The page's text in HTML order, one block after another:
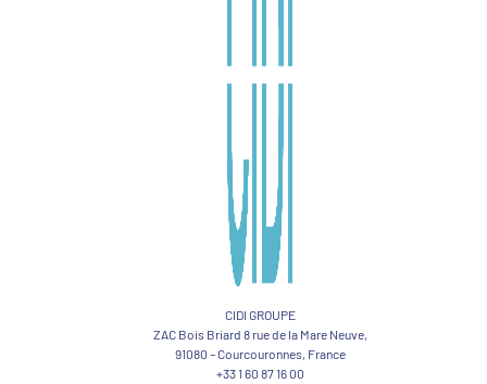
CIDI GROUPE
ZAC Bois Briard 8 rue de la Mare Neuve,
91080 – Courcouronnes, France
+33 1 60 87 16 00